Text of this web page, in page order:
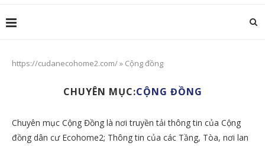
https://cudanecohome2.com/» Cộng đồng
CHUYÊN MỤC:CỘNG ĐỒNG
Chuyên mục Cộng Đồng là nơi truyền tải thông tin của Cộng
đồng dân cư Ecohome2; Thông tin của các Tầng, Tòa, nơi lan